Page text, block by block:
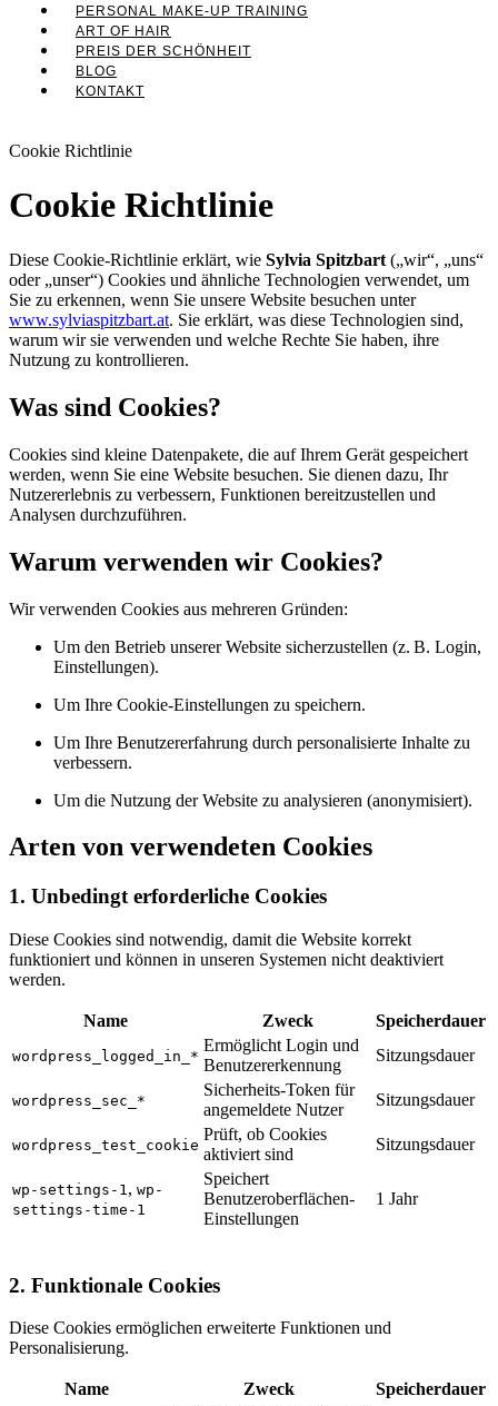
PERSONAL MAKE-UP TRAINING
ART OF HAIR
PREIS DER SCHÖNHEIT
BLOG
KONTAKT
Cookie Richtlinie
Cookie Richtlinie
Diese Cookie-Richtlinie erklärt, wie Sylvia Spitzbart („wir“, „uns“
oder „unser“) Cookies und ähnliche Technologien verwendet, um
Sie zu erkennen, wenn Sie unsere Website besuchen unter
www.sylviaspitzbart.at. Sie erklärt, was diese Technologien sind,
warum wir sie verwenden und welche Rechte Sie haben, ihre
Nutzung zu kontrollieren.
Was sind Cookies?
Cookies sind kleine Datenpakete, die auf Ihrem Gerät gespeichert
werden, wenn Sie eine Website besuchen. Sie dienen dazu, Ihr
Nutzererlebnis zu verbessern, Funktionen bereitzustellen und
Analysen durchzuführen.
Warum verwenden wir Cookies?
Wir verwenden Cookies aus mehreren Gründen:
Um den Betrieb unserer Website sicherzustellen (z. B. Login,
Einstellungen).
Um Ihre Cookie-Einstellungen zu speichern.
Um Ihre Benutzererfahrung durch personalisierte Inhalte zu
verbessern.
Um die Nutzung der Website zu analysieren (anonymisiert).
Arten von verwendeten Cookies
1. Unbedingt erforderliche Cookies
Diese Cookies sind notwendig, damit die Website korrekt
funktioniert und können in unseren Systemen nicht deaktiviert
werden.
Name Zweck Speicherdauer
wordpress_logged_in_*
Ermöglicht Login und
Benutzererkennung
Sitzungsdauer
wordpress_sec_*
Sicherheits-Token für
angemeldete Nutzer
Sitzungsdauer
wordpress_test_cookie
Prüft, ob Cookies
aktiviert sind
Sitzungsdauer
wp-settings-1, wp-
settings-time-1
Speichert
Benutzeroberflächen-
Einstellungen
1 Jahr
2. Funktionale Cookies
Diese Cookies ermöglichen erweiterte Funktionen und
Personalisierung.
Name Zweck Speicherdauer